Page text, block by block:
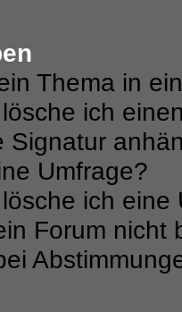
Thema in
ich
Signatur
Umfrage?
ich eine
Forum nicht